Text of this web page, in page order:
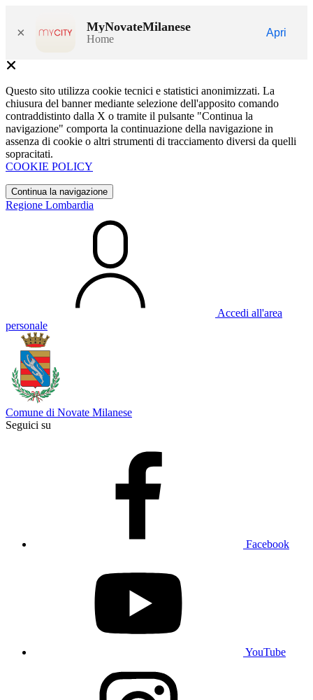
× MyNovateMilanese
Home
Apri
Questo sito utilizza cookie tecnici e statistici anonimizzati. La
chiusura del banner mediante selezione dell'apposito comando
contraddistinto dalla X o tramite il pulsante "Continua la
navigazione" comporta la continuazione della navigazione in
assenza di cookie o altri strumenti di tracciamento diversi da quelli
sopracitati.
COOKIE POLICY
Continua la navigazione
Regione Lombardia
Accedi all'area
personale
Comune di Novate Milanese
Seguici su
Facebook
YouTube